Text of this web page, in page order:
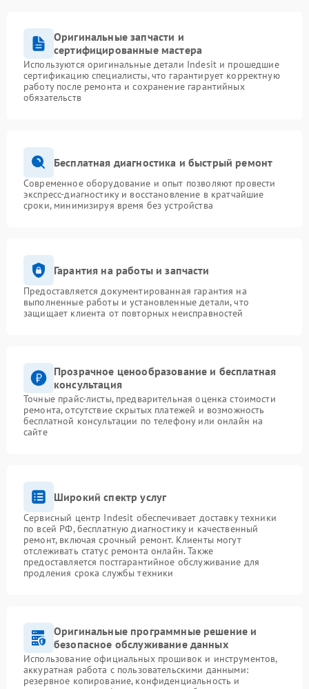
Оригинальные запчасти и
сертифицированные мастера
Используются оригинальные детали Indesit и прошедшие
сертификацию специалисты, что гарантирует корректную
работу после ремонта и сохранение гарантийных
обязательств
Бесплатная диагностика и быстрый ремонт
Современное оборудование и опыт позволяют провести
экспресс-диагностику и восстановление в кратчайшие
сроки, минимизируя время без устройства
Гарантия на работы и запчасти
Предоставляется документированная гарантия на
выполненные работы и установленные детали, что
защищает клиента от повторных неисправностей
Прозрачное ценообразование и бесплатная
консультация
Точные прайс-листы, предварительная оценка стоимости
ремонта, отсутствие скрытых платежей и возможность
бесплатной консультации по телефону или онлайн на
сайте
Широкий спектр услуг
Сервисный центр Indesit обеспечивает доставку техники
по всей РФ, бесплатную диагностику и качественный
ремонт, включая срочный ремонт. Клиенты могут
отслеживать статус ремонта онлайн. Также
предоставляется постгарантийное обслуживание для
продления срока службы техники
Оригинальные программные решение и
безопасное обслуживание данных
Использование официальных прошивок и инструментов,
аккуратная работа с пользовательскими данными:
резервное копирование, конфиденциальность и